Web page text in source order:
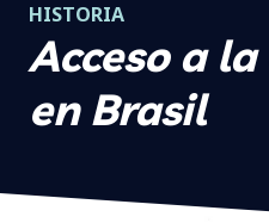
HISTORIA
Acceso a
en Brasil